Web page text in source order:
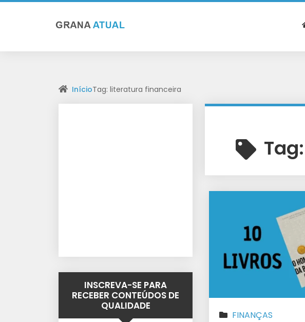
InícioTag: literatura financeira
Tag:
FINANÇAS
INSCREVA-SE PARA
RECEBER CONTEÚDOS DE
QUALIDADE